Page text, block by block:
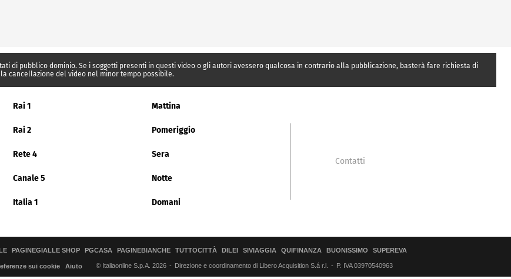
di pubblico dominio. Se i soggetti presenti in questi video o gli autori avessero qualcosa in contrario alla pubblicazione, basterà fare richiesta di
cancellazione del video nel minor tempo possibile.
Rai 1 Mattina
Rai 2 Pomeriggio
Rete 4 Sera
Canale 5 Notte
Italia 1 Domani
Contatti
PAGINEGIALLE SHOP PGCASA PAGINEBIANCHE TUTTOCITTÀ DILEI SIVIAGGIA QUIFINANZA BUONISSIMO SUPEREVA
sui cookie Aiuto © Italiaonline S.p.A. 2026 Direzione e coordinamento di Libero Acquisition S.á r.l. P. IVA 03970540963